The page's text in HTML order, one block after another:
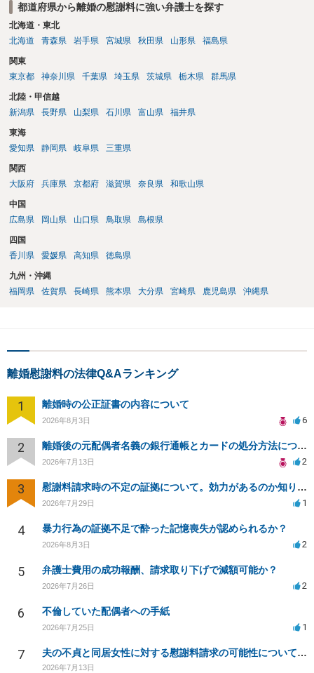
都道府県から離婚の慰謝料に強い弁護士を探す
北海道・東北
北海道
青森県 岩手県 宮城県 秋田県 山形県 福島県
関東
東京都
神奈川県 千葉県 埼玉県 茨城県 栃木県 群馬県
北陸・甲信越
新潟県
長野県 山梨県 石川県 富山県 福井県
東海
愛知県
静岡県 岐阜県 三重県
関西
大阪府
兵庫県 京都府 滋賀県 奈良県 和歌山県
中国
広島県
岡山県 山口県 鳥取県 島根県
四国
香川県
愛媛県 高知県 徳島県
九州・沖縄
福岡県
佐賀県 長崎県 熊本県 大分県 宮崎県 鹿児島県 沖縄県
離婚慰謝料の法律Q&Aランキング
1 離婚時の公正証書の内容について
2026年8月3日 6
2 離婚後の元配偶者名義の銀行通帳とカードの処分方法について
2026年7月13日 2
3 慰謝料請求時の不定の証拠について。効力があるのか知りたい。
2026年7月29日 1
4 暴力行為の証拠不足で酔った記憶喪失が認められるか？
2026年8月3日 2
5 弁護士費用の成功報酬、請求取り下げで減額可能か？
2026年7月26日 2
6 不倫していた配偶者への手紙
2026年7月25日 1
7 夫の不貞と同居女性に対する慰謝料請求の可能性について相談
2026年7月13日